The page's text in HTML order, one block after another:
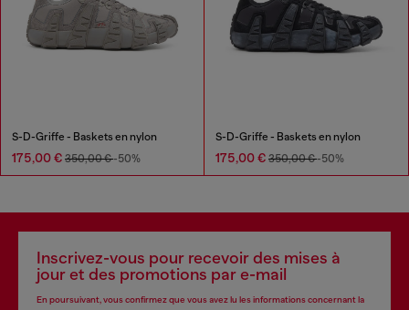
S-D-Griffe - Baskets en nylon
175,00 € 350,00 €-50%
S-D-Griffe - Baskets en nylon
175,00 € 350,00 €-50%
Inscrivez-vous pour recevoir des mises à
jour et des promotions par e-mail
En poursuivant, vous confirmez que vous avez lu les informations concernant la